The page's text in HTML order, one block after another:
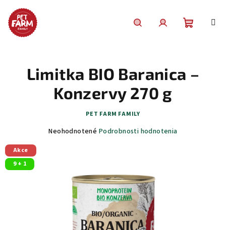
obsah
Limitka BIO Baranica –
Konzervy 270 g
PET FARM FAMILY
Priemerné
hviezdičiek.
Neohodnotené Podrobnosti hodnotenia
Akce
9 + 1